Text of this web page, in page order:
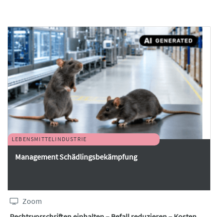
LEBENSMITTELINDUSTRIE
Management Schädlingsbekämpfung
Zoom